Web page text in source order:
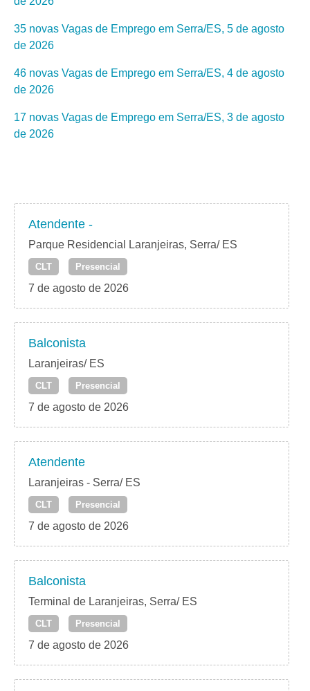
35 novas Vagas de Emprego em Serra/ES, 5 de agosto
de 2026
46 novas Vagas de Emprego em Serra/ES, 4 de agosto
de 2026
17 novas Vagas de Emprego em Serra/ES, 3 de agosto
de 2026
Atendente -
Parque Residencial Laranjeiras, Serra/ ES
CLT Presencial
7 de agosto de 2026
Balconista
Laranjeiras/ ES
CLT Presencial
7 de agosto de 2026
Atendente
Laranjeiras - Serra/ ES
CLT Presencial
7 de agosto de 2026
Balconista
Terminal de Laranjeiras, Serra/ ES
CLT Presencial
7 de agosto de 2026